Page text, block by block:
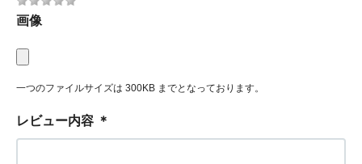
画像
一つのファイルサイズは 300KB までとなっております。
レビュー内容 ＊